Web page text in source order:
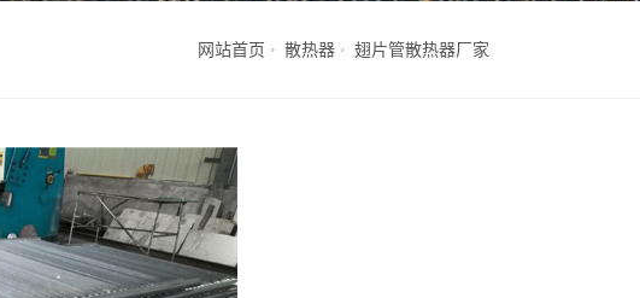
网站首页 散热器 翅片管散热器厂家